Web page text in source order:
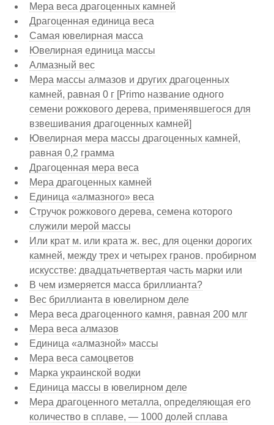
Мера веса драгоценных камней
Драгоценная единица веса
Самая ювелирная масса
Ювелирная единица массы
Алмазный вес
Мера массы алмазов и других драгоценных
камней, равная 0 г [Primo название одного
семени рожкового дерева, применявшегося для
взвешивания драгоценных камней]
Ювелирная мера массы драгоценных камней,
равная 0,2 грамма
Драгоценная мера веса
Мера драгоценных камней
Единица «алмазного» веса
Стручок рожкового дерева, семена которого
служили мерой массы
Или крат м. или крата ж. вес, для оценки дорогих
камней, между трех и четырех гранов. пробирном
искусстве: двадцатьчетвертая часть марки или
В чем измеряется масса бриллианта?
Вес бриллианта в ювелирном деле
Мера веса драгоценного камня, равная 200 млг
Мера веса алмазов
Единица «алмазной» массы
Мера веса самоцветов
Марка украинской водки
Единица массы в ювелирном деле
Мера драгоценного металла, определяющая его
количество в сплаве, — 1000 долей сплава